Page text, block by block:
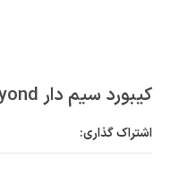
کیبورد سیم دار beyond مدل 2335-فراسو
اشتراک گذاری: